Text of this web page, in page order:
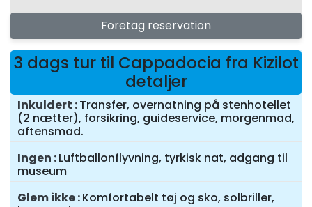
Foretag reservation
3 dags tur til Cappadocia fra Kizilot
detaljer
Inkuldert Transfer, overnatning på stenhotellet
(2 nætter), forsikring, guideservice, morgenmad,
aftensmad.
Ingen Luftballonflyvning, tyrkisk nat, adgang til
museum
Glem ikke Komfortabelt tøj og sko, solbriller,